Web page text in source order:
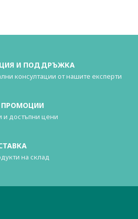
И ПОДДРЪЖКА
консултации от нашите експерти
ПРОМОЦИИ
и достъпни цени
на склад